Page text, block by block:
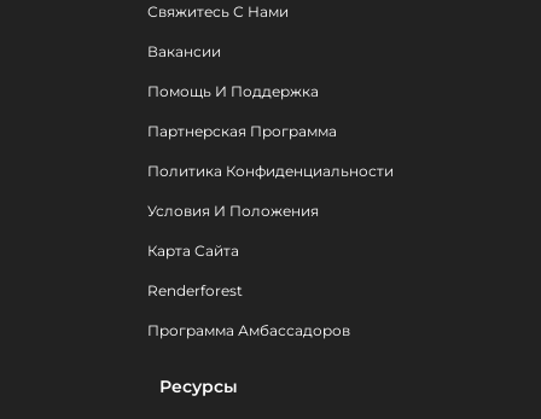
Свяжитесь С Нами
Вакансии
Помощь И Поддержка
Партнерская Программа
Политика Конфиденциальности
Условия И Положения
Карта Сайта
Renderforest
Программа Амбассадоров
Ресурсы